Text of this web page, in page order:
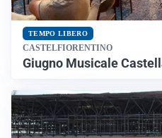
TEMPO LIBERO
CASTELFIORENTINO
Giugno Musicale